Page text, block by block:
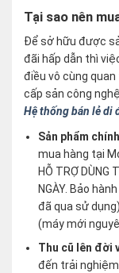
Tại sao nên
Để sở hữu được
đãi hấp dẫn thì
điều vô cùng
cấp sản công
Hệ thống bán lẻ di
Sản phẩm
mua hàng tại
HỖ TRỢ DÙNG
NGÀY. Bảo
đã qua sử
(máy mới
Thu cũ lên đời
đến trải